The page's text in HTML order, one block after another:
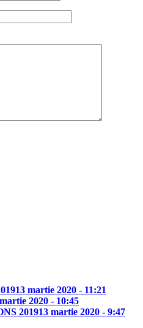
13 martie 2020 - 11:21
2020 - 10:45
201913 martie 2020 - 9:47